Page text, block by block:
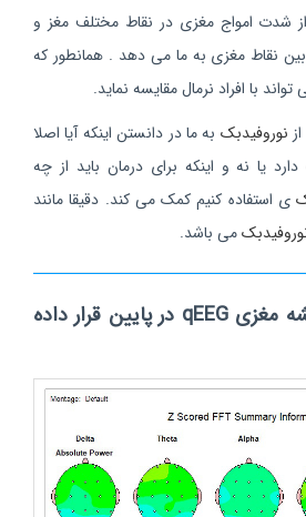
شدت امواج مغزی در نقاط مختلف مغز و
نقاط مغزی به ما می دهد . همانطور که
با افراد نرمال مقایسه نماید.
نوروفیدبک به ما در دانستن اینکه آیا اصلا
دارد یا نه و اینکه برای درمان باید از چه
ی استفاده کنیم کمک می کند. دقیقا مانند
می باشد.
نمونه یک گزارش نقشه مغزی qEEG در پایین قرار داده